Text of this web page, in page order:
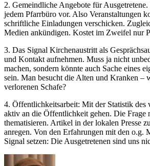
2. Gemeindliche Angebote für
jedem Pfarrbüro vor. Also Veranstaltungen
schriftliche Einladungen verschicken.
Medien ankündigen. Kostet im Zweifel nur
3. Das Signal Kirchenaustritt als
und Kontakt aufnehmen. Muss ja nicht
machen, sondern könnte auch Sache eines
sein. Man besucht die Alten und Kranken –
verlorenen Schafe?
4. Öffentlichkeitsarbeit: Mit der Statistik des
aktiv an die Öffentlichkeit gehen. Die Frage
thematisieren. Artikel in der lokalen Presse
anregen. Von den Erfahrungen mit den o.g.
Signal setzen: Die Ausgetretenen sind uns